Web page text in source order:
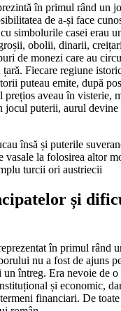
în primul rând un
de a-și face
simbolurile casei erau
obolii, dinarii,
de monezi care au
Fiecare regiune
puteau emite, după
prețios aveau în visterie,
jocul puterii, aurul devine
însă și puterile
vasale la folosirea altor
turcii ori austriecii
și
în primul rând
nu a fost de ajuns
un întreg. Era nevoie de
și economic,
financiari. De toate